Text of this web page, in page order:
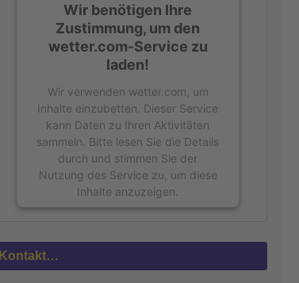
Wir benötigen Ihre
Zustimmung, um den
wetter.com-Service zu
laden!
Wir verwenden wetter.com, um
Inhalte einzubetten. Dieser Service
kann Daten zu Ihren Aktivitäten
sammeln. Bitte lesen Sie die Details
durch und stimmen Sie der
Nutzung des Service zu, um diese
Inhalte anzuzeigen.
Informationen
Akzeptieren
Kontakt…